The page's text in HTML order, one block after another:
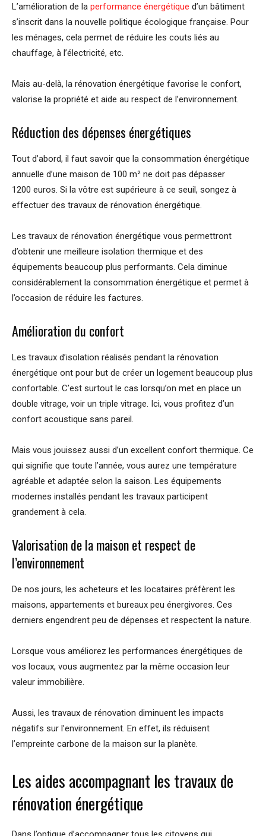
L’amélioration de la performance énergétique d’un bâtiment
s’inscrit dans la nouvelle politique écologique française. Pour
les ménages, cela permet de réduire les couts liés au
chauffage, à l’électricité, etc.
Mais au-delà, la rénovation énergétique favorise le confort,
valorise la propriété et aide au respect de l’environnement.
Réduction des dépenses énergétiques
Tout d’abord, il faut savoir que la consommation énergétique
annuelle d’une maison de 100 m² ne doit pas dépasser
1200 euros. Si la vôtre est supérieure à ce seuil, songez à
effectuer des travaux de rénovation énergétique.
Les travaux de rénovation énergétique vous permettront
d’obtenir une meilleure isolation thermique et des
équipements beaucoup plus performants. Cela diminue
considérablement la consommation énergétique et permet à
l’occasion de réduire les factures.
Amélioration du confort
Les travaux d’isolation réalisés pendant la rénovation
énergétique ont pour but de créer un logement beaucoup plus
confortable. C’est surtout le cas lorsqu’on met en place un
double vitrage, voir un triple vitrage. Ici, vous profitez d’un
confort acoustique sans pareil.
Mais vous jouissez aussi d’un excellent confort thermique. Ce
qui signifie que toute l’année, vous aurez une température
agréable et adaptée selon la saison. Les équipements
modernes installés pendant les travaux participent
grandement à cela.
Valorisation de la maison et respect de
l’environnement
De nos jours, les acheteurs et les locataires préfèrent les
maisons, appartements et bureaux peu énergivores. Ces
derniers engendrent peu de dépenses et respectent la nature.
Lorsque vous améliorez les performances énergétiques de
vos locaux, vous augmentez par la même occasion leur
valeur immobilière.
Aussi, les travaux de rénovation diminuent les impacts
négatifs sur l’environnement. En effet, ils réduisent
l’empreinte carbone de la maison sur la planète.
Les aides accompagnant les travaux de
rénovation énergétique